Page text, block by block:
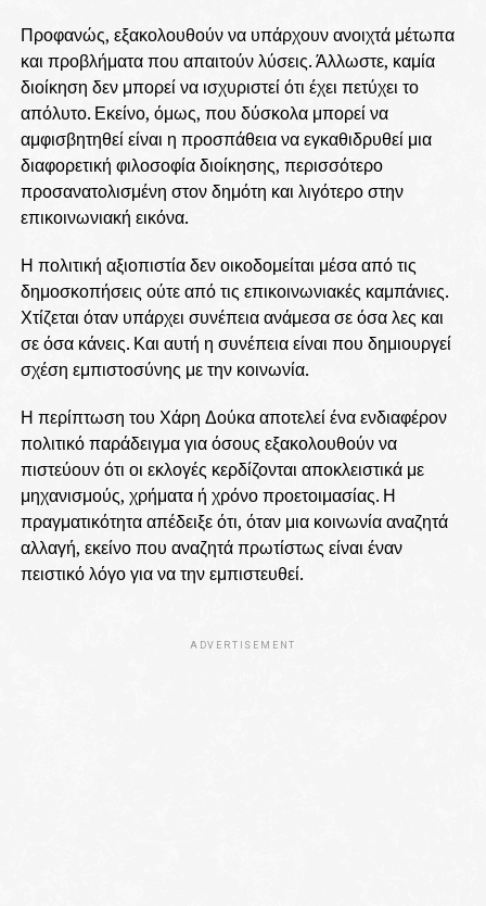
Προφανώς, εξακολουθούν να υπάρχουν ανοιχτά μέτωπα
και προβλήματα που απαιτούν λύσεις. Άλλωστε, καμία
διοίκηση δεν μπορεί να ισχυριστεί ότι έχει πετύχει το
απόλυτο. Εκείνο, όμως, που δύσκολα μπορεί να
αμφισβητηθεί είναι η προσπάθεια να εγκαθιδρυθεί μια
διαφορετική φιλοσοφία διοίκησης, περισσότερο
προσανατολισμένη στον δημότη και λιγότερο στην
επικοινωνιακή εικόνα.
Η πολιτική αξιοπιστία δεν οικοδομείται μέσα από τις
δημοσκοπήσεις ούτε από τις επικοινωνιακές καμπάνιες.
Χτίζεται όταν υπάρχει συνέπεια ανάμεσα σε όσα λες και
σε όσα κάνεις. Και αυτή η συνέπεια είναι που δημιουργεί
σχέση εμπιστοσύνης με την κοινωνία.
Η περίπτωση του Χάρη Δούκα αποτελεί ένα ενδιαφέρον
πολιτικό παράδειγμα για όσους εξακολουθούν να
πιστεύουν ότι οι εκλογές κερδίζονται αποκλειστικά με
μηχανισμούς, χρήματα ή χρόνο προετοιμασίας. Η
πραγματικότητα απέδειξε ότι, όταν μια κοινωνία αναζητά
αλλαγή, εκείνο που αναζητά πρωτίστως είναι έναν
πειστικό λόγο για να την εμπιστευθεί.
ADVERTISEMENT